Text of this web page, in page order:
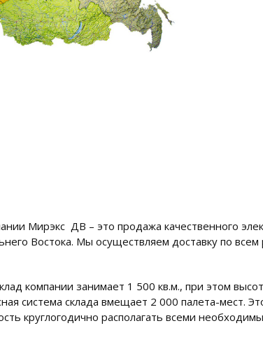
Мирэкс ДВ – это продажа качественного
Востока. Мы осуществляем доставку по
компании занимает 1 500 кв.м., при этом
система склада вмещает 2 000 палета-мест.
круглогодично располагать всеми